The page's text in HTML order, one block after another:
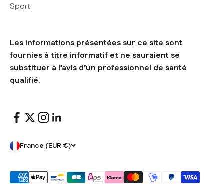
Sport
Les informations présentées sur ce site sont
fournies à titre informatif et ne sauraient se
substituer à l’avis d’un professionnel de santé
qualifié.
France (EUR €)